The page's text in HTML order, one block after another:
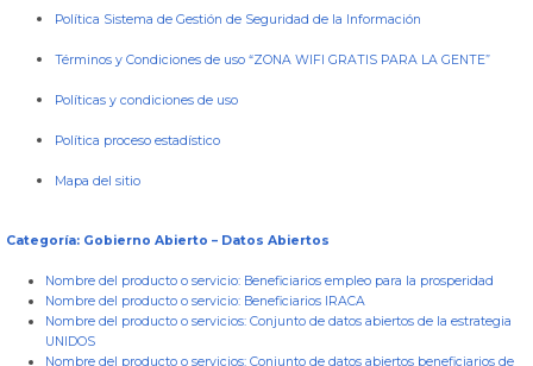
Política Sistema de Gestión de Seguridad de la Información
Términos y Condiciones de uso “ZONA WIFI GRATIS PARA LA GENTE”
Políticas y condiciones de uso
Política proceso estadístico
Mapa del sitio
Categoría: Gobierno Abierto – Datos Abiertos
Nombre del producto o servicio: Beneficiarios empleo para la prosperidad
Nombre del producto o servicio: Beneficiarios IRACA
Nombre del producto o servicios: Conjunto de datos abiertos de la estrategia
UNIDOS
Nombre del producto o servicios: Conjunto de datos abiertos beneficiarios de